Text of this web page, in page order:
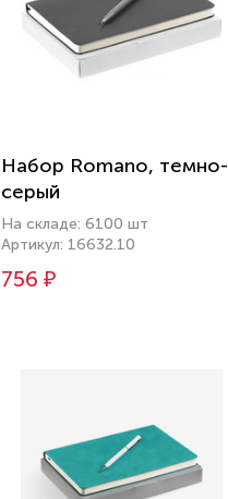
Набор Romano, темно-
серый
На складе: 6100 шт
Артикул: 16632.10
756 ₽